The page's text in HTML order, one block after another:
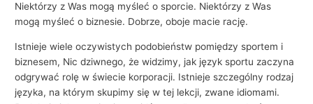
Niektórzy z Was mogą myśleć o sporcie. Niektórzy z Was
mogą myśleć o biznesie. Dobrze, oboje macie rację.
Istnieje wiele oczywistych podobieństw pomiędzy sportem i
biznesem, Nic dziwnego, że widzimy, jak język sportu zaczyna
odgrywać rolę w świecie korporacji. Istnieje szczególny rodzaj
języka, na którym skupimy się w tej lekcji, zwane idiomami.